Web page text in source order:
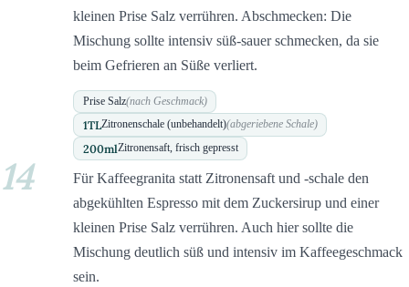
kleinen Prise Salz verrühren. Abschmecken: Die
Mischung sollte intensiv süß-sauer schmecken, da sie
beim Gefrieren an Süße verliert.
Prise Salz(nach Geschmack)
1TLZitronenschale (unbehandelt)(abgeriebene Schale)
200mlZitronensaft, frisch gepresst
14
Für Kaffeegranita statt Zitronensaft und -schale den
abgekühlten Espresso mit dem Zuckersirup und einer
kleinen Prise Salz verrühren. Auch hier sollte die
Mischung deutlich süß und intensiv im Kaffeegeschmack
sein.